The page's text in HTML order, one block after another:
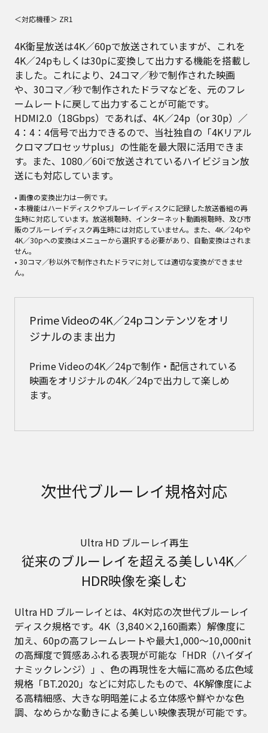
＜対応機種＞ ZR1
4K衛星放送は4K／60pで放送されていますが、これを
4K／24pもしくは30pに変換して出力する機能を搭載し
ました。これにより、24コマ／秒で制作された映画
や、30コマ／秒で制作されたドラマなどを、元のフレ
ームレートに戻して出力することが可能です。
HDMI2.0（18Gbps）であれば、4K／24p（or 30p）／
4：4：4信号で出力できるので、当社独自の「4Kリアル
クロマプロセッサplus」の性能を最大限に活用できま
す。また、1080／60iで放送されているハイビジョン放
送にも対応しています。
• 画像の変換出力は一例です。
• 本機能はハードディスクやブルーレイディスクに記録した放送番組の再
生時に対応しています。放送視聴時、インターネット動画視聴時、及び市
販のブルーレイディスク再生時には対応していません。また、4K／24pや
4K／30pへの変換はメニューから選択する必要があり、自動変換はされま
せん。
• 30コマ／秒以外で制作されたドラマに対しては適切な変換ができませ
ん。
Prime Videoの4K／24pコンテンツをオリ
ジナルのまま出力
Prime Videoの4K／24pで制作・配信されている
映画をオリジナルの4K／24pで出力して楽しめ
ます。
次世代ブルーレイ規格対応
Ultra HD ブルーレイ再生
従来のブルーレイを超える美しい4K／
HDR映像を楽しむ
Ultra HD ブルーレイとは、4K対応の次世代ブルーレイ
ディスク規格です。4K（3,840×2,160画素）解像度に
加え、60pの高フレームレートや最大1,000～10,000nit
の高輝度で質感あふれる表現が可能な「HDR（ハイダイ
ナミックレンジ）」、色の再現性を大幅に高める広色域
規格「BT.2020」などに対応したもので、4K解像度によ
る高精細感、大きな明暗差による立体感や鮮やかな色
調、なめらかな動きによる美しい映像表現が可能です。